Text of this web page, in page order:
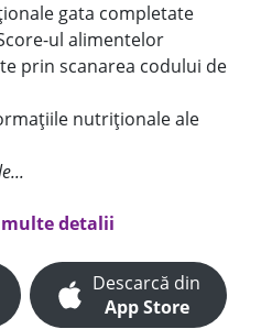
gata completate
ul alimentelor
prin scanarea codului de
nutriționale ale
detalii
Descarcă din
App Store